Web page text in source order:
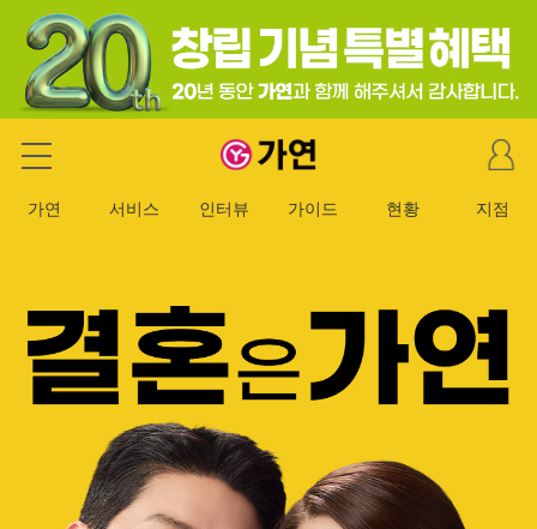
가연 결혼정보회사
마
이
이
가연 서비스 인터뷰 가이드 현황 지점